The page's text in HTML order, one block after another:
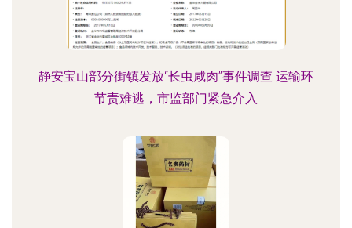
静安宝山部分街镇发放“长虫咸肉”事件调查 运输环
节责难逃，市监部门紧急介入